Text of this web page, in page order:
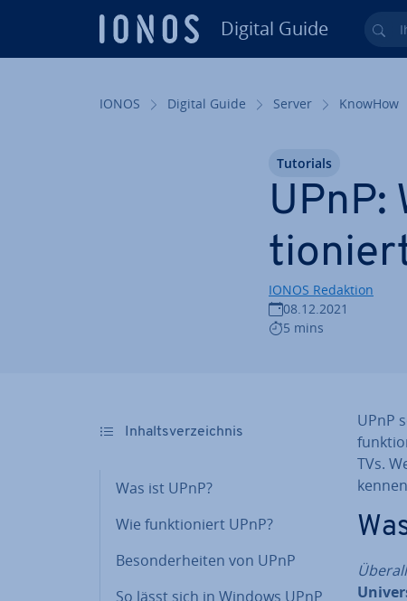
Digital Guide
IONOS Digital Guide Server KnowHow
UPnP:
IONOS Redaktion
08.12.2021
5 mins
Tutorials
In­halts­ver­zeich­nis
Was ist UPnP?
Wie funk­tio­niert UPnP?
Be­son­der­hei­ten von UPnP
So lässt sich in Windows UPnP
UPnP
TVs.